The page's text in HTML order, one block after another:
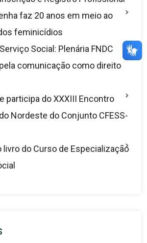
faz 20 anos em meio ao
feminicídios
Social: Plenária FNDC
comunicação como direito
participa do XXXIII Encontro
Nordeste do Conjunto CFESS-
livro do Curso de Especialização